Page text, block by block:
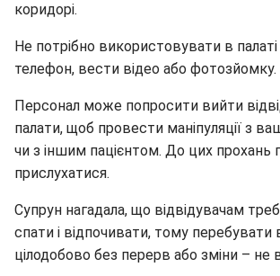
коридорі.
Не потрібно використовувати в
телефон, вести відео або фотозйомку.
Персонал може попросити вийти
палати, щоб провести маніпуляції з
чи з іншим пацієнтом. До цих прохань
прислухатися.
Супрун нагадала, що відвідувачам
спати і відпочивати, тому перебувати
цілодобово без перерв або зміни – не